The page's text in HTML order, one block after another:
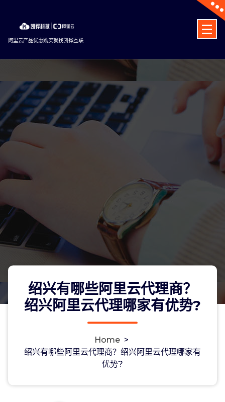
content
阿里云产品优惠购买就找凯铧互联
绍兴有哪些阿里云代理商？
绍兴阿里云代理哪家有优势?
Home >
绍兴有哪些阿里云代理商？绍兴阿里云代理哪家有
优势?
绍兴有哪些阿里云代理商？绍兴阿里云
代理哪家有优势?